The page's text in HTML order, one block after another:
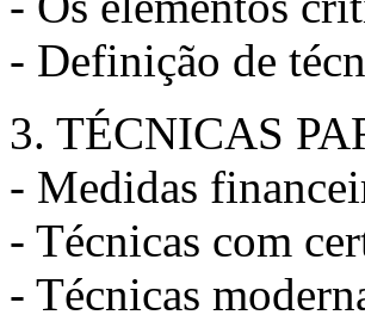
- Definição de
3. TÉCNICAS
- Medidas
- Técnicas com
- Técnicas